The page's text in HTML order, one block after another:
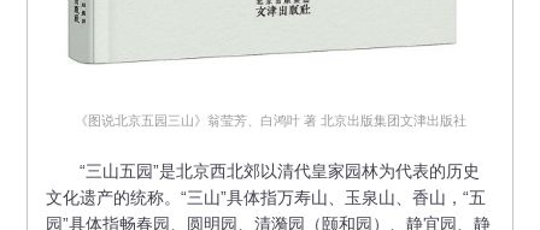
​《图说北京五园三山》翁莹芳、白鸿叶 著 北京出版集团文津出版社
“三山五园”是北京西北郊以清代皇家园林为代表的历史
文化遗产的统称。“三山”具体指万寿山、玉泉山、香山，“五
园”具体指畅春园、圆明园、清漪园（颐和园）、静宜园、静